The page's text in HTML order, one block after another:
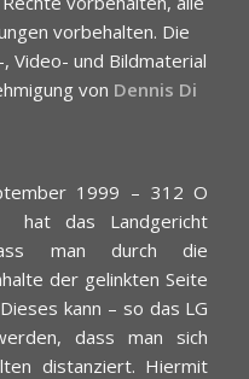
vorbehalten. Die
Video- und Bildmaterial
von Dennis Di
1999 – 312 O
hat das Landgericht
man durch die
der gelinkten Seite
kann – so das LG
dass man sich
distanziert. Hiermit